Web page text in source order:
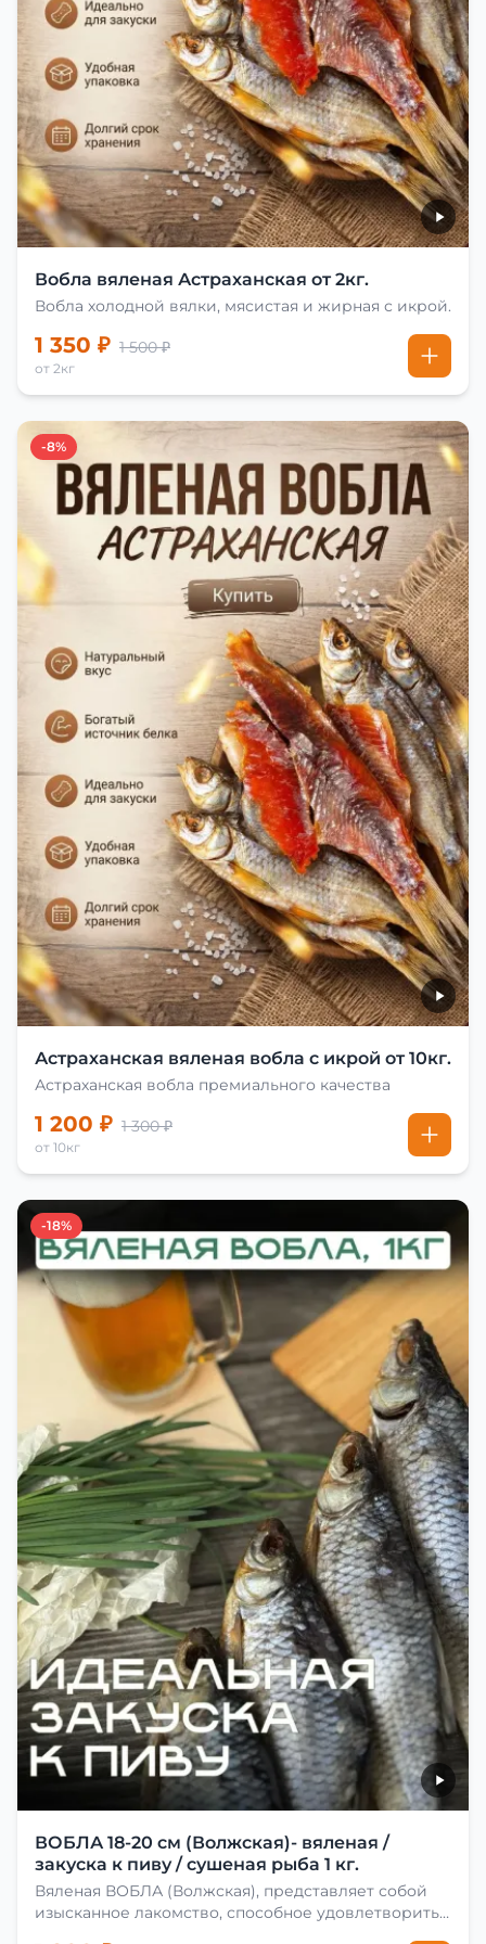
Вобла вяленая Астраханская от 2кг.
Вобла холодной вялки, мясистая и жирная с икрой.
1 350 ₽ 1 500 ₽
от 2кг
-8%
Астраханская вяленая вобла с икрой от 10кг.
Астраханская вобла премиального качества
1 200 ₽ 1 300 ₽
от 10кг
-18%
ВОБЛА 18-20 см (Волжская)- вяленая /
закуска к пиву / сушеная рыба 1 кг.
Вяленая ВОБЛА (Волжская), представляет собой
изысканное лакомство, способное удовлетворить